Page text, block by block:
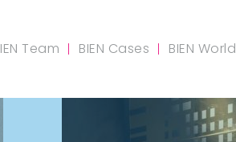
Team BIEN Cases BIEN World